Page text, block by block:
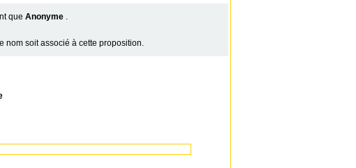
que Anonyme .
nom soit associé à cette proposition.